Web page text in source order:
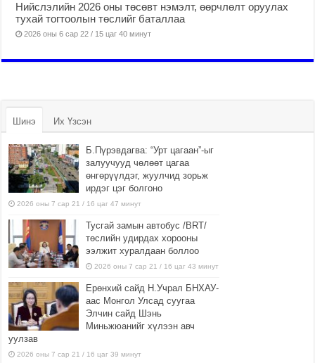
Нийслэлийн 2026 оны төсөвт нэмэлт, өөрчлөлт оруулах
тухай тогтоолын төслийг баталлаа
2026 оны 6 сар 22 / 15 цаг 40 минут
Шинэ Их Үзсэн
Б.Пүрэвдагва: “Урт цагаан”-ыг
залуучууд чөлөөт цагаа
өнгөрүүлдэг, жуулчид зорьж
ирдэг цэг болгоно
2026 оны 7 сар 21 / 16 цаг 47 минут
Тусгай замын автобус /BRT/
төслийн удирдах хорооны
ээлжит хуралдаан боллоо
2026 оны 7 сар 21 / 16 цаг 43 минут
Ерөнхий сайд Н.Учрал БНХАУ-
аас Монгол Улсад суугаа
Элчин сайд Шэнь
Миньжюанийг хүлээн авч
уулзав
2026 оны 7 сар 21 / 16 цаг 39 минут